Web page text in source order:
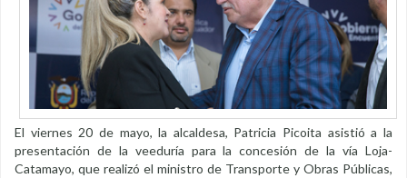
El viernes 20 de mayo, la alcaldesa, Patricia Picoita asistió a la
presentación de la veeduría para la concesión de la vía Loja-
Catamayo, que realizó el ministro de Transporte y Obras Públicas,